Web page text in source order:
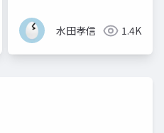
水田孝信 1.4K